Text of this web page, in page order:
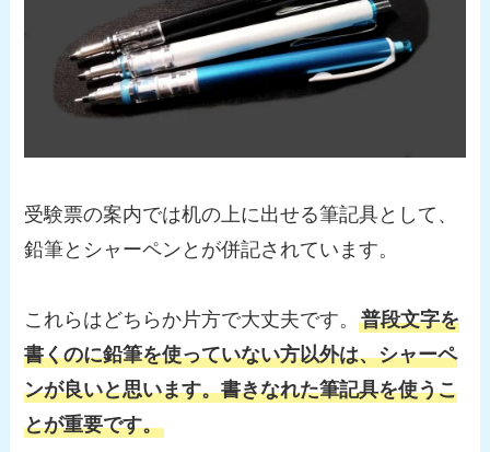
受験票の案内では机の上に出せる筆記具として、
鉛筆とシャーペンとが併記されています。
これらはどちらか片方で大丈夫です。普段文字を
書くのに鉛筆を使っていない方以外は、シャーペ
ンが良いと思います。書きなれた筆記具を使うこ
とが重要です。